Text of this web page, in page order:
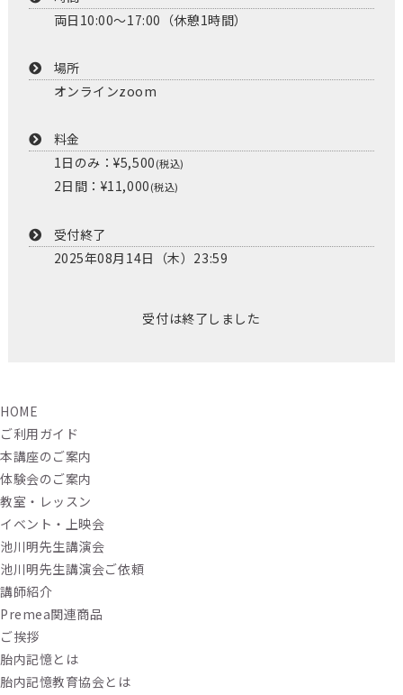
両日10:00〜17:00（休憩1時間）
場所
オンラインzoom
料金
1日のみ：¥5,500(税込)
2日間：¥11,000(税込)
受付終了
2025年08月14日（木）23:59
受付は終了しました
HOME
ご利用ガイド
本講座のご案内
体験会のご案内
教室・レッスン
イベント・上映会
池川明先生講演会
池川明先生講演会ご依頼
講師紹介
Premea関連商品
ご挨拶
胎内記憶とは
胎内記憶教育協会とは